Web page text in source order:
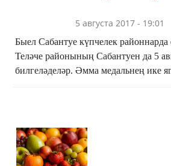
5 августа 2017 - 19:01
Быел Сабантуе күпчелек районнарда
Теләче районының Сабантуен да 5
билгеләделәр. Әмма медальнең ике